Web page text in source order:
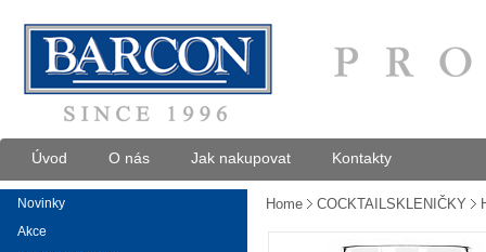
Úvod O nás Jak nakupovat Kontakty
Novinky
Akce
Home COCKTAILSKLENIČKY